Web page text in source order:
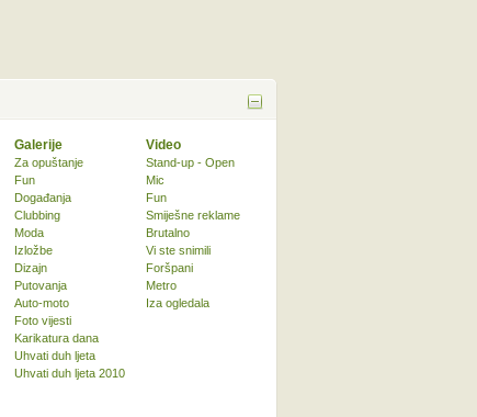
Galerije
Za opuštanje
Fun
Događanja
Clubbing
Moda
Izložbe
Dizajn
Putovanja
Auto-moto
Foto vijesti
Karikatura dana
Uhvati duh ljeta
Uhvati duh ljeta 2010
Video
Stand-up - Open
Mic
Fun
Smiješne reklame
Brutalno
Vi ste snimili
Foršpani
Metro
Iza ogledala